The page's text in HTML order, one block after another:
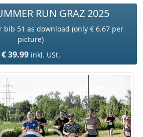
RUN GRAZ 2025
bib 51 as download (only € 6.67 per
picture)
€ 39.99 inkl. USt.